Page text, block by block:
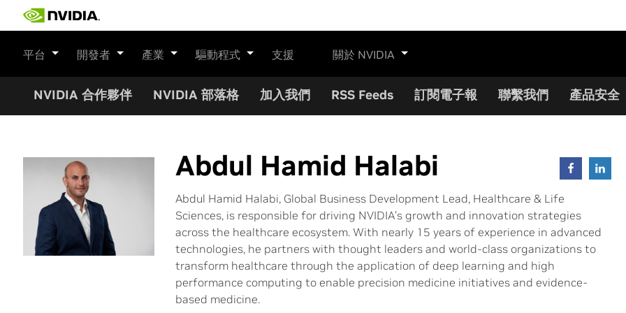
平台 開發者 產業 驅動程式 支援 關於 NVIDIA
NVIDIA 合作夥伴 NVIDIA 部落格 加入我們 RSS Feeds 訂閱電子報 聯繫我們 產品安全
Abdul Hamid Halabi
Abdul Hamid Halabi, Global Business Development Lead, Healthcare & Life
Sciences, is responsible for driving NVIDIA’s growth and innovation strategies
across the healthcare ecosystem. With nearly 15 years of experience in advanced
technologies, he partners with thought leaders and world-class organizations to
transform healthcare through the application of deep learning and high
performance computing to enable precision medicine initiatives and evidence-
based medicine.